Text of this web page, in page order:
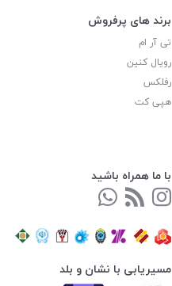
برند های پرفروش
تی آر ام
رویال کنین
رفلکس
هپی کت
با ما همراه باشید
مسیریابی با نشان و بلد